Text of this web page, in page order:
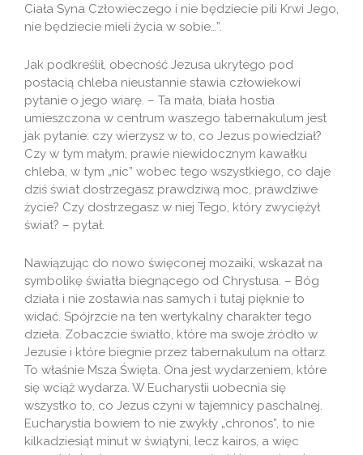
Ciała Syna Człowieczego i nie będziecie pili Krwi Jego,
nie będziecie mieli życia w sobie…”.
Jak podkreślił, obecność Jezusa ukrytego pod
postacią chleba nieustannie stawia człowiekowi
pytanie o jego wiarę. – Ta mała, biała hostia
umieszczona w centrum waszego tabernakulum jest
jak pytanie: czy wierzysz w to, co Jezus powiedział?
Czy w tym małym, prawie niewidocznym kawałku
chleba, w tym „nic” wobec tego wszystkiego, co daje
dziś świat dostrzegasz prawdziwą moc, prawdziwe
życie? Czy dostrzegasz w niej Tego, który zwyciężył
świat? – pytał.
Nawiązując do nowo święconej mozaiki, wskazał na
symbolikę światła biegnącego od Chrystusa. – Bóg
działa i nie zostawia nas samych i tutaj pięknie to
widać. Spójrzcie na ten wertykalny charakter tego
dzieła. Zobaczcie światło, które ma swoje źródło w
Jezusie i które biegnie przez tabernakulum na ołtarz.
To właśnie Msza Święta. Ona jest wydarzeniem, które
się wciąż wydarza. W Eucharystii uobecnia się
wszystko to, co Jezus czyni w tajemnicy paschalnej.
Eucharystia bowiem to nie zwykły „chronos”, to nie
kilkadziesiąt minut w świątyni, lecz kairos, a więc